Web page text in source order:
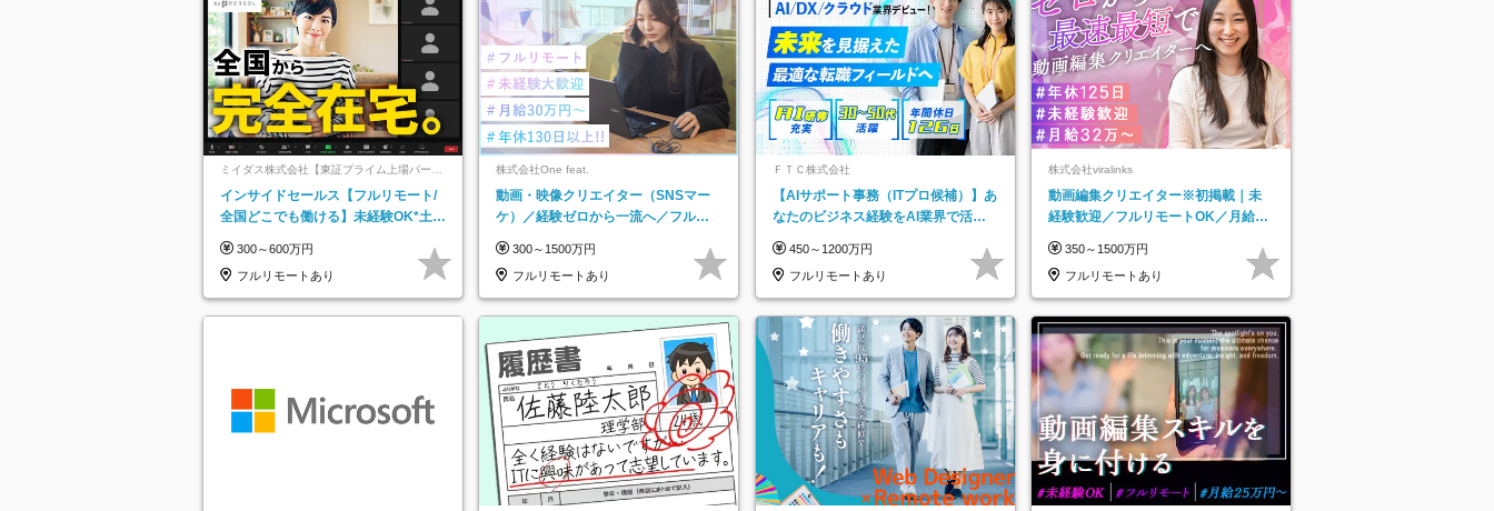
ミイダス株式会社【東証プライム上場パーソ
インサイドセールス【フルリモート/
全国どこでも働ける】未経験OK*土日
300～600万円
フルリモートあり
株式会社One feat.
動画・映像クリエイター（SNSマー
ケ）／経験ゼロから一流へ／フルリ
日以上
300～1500万円
フルリモートあり
ＦＴＣ株式会社
【AIサポート事務（ITプロ候補）】あ
なたのビジネス経験をAI業界で活か
450～1200万円
フルリモートあり
株式会社viralinks
動画編集クリエイター※初掲載｜未
経験歓迎／フルリモートOK／月給32
350～1500万円
フルリモートあり